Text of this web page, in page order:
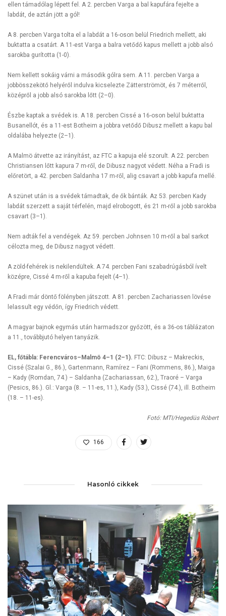
ellen támadólag lépett fel. A 2. percben Varga a bal kapufára fejelte a
labdát, de aztán jött a gól!
A 8. percben Varga tolta el a labdát a 16-oson belül Friedrich mellett, aki
buktatta a csatárt. A 11-est Varga a balra vetődő kapus mellett a jobb alsó
sarokba gurította (1-0).
Nem kellett sokáig várni a második gólra sem. A 11. percben Varga a
jobbösszekötő helyéről indulva kicselezte Zätterströmöt, és 7 méterről,
középről a jobb alsó sarokba lőtt (2–0).
Észbe kaptak a svédek is. A 18. percben Cissé a 16-oson belül buktatta
Busanellót, és a 11-est Botheim a jobbra vetődő Dibusz mellett a kapu bal
oldalába helyezte (2–1).
A Malmö átvette az irányítást, az FTC a kapuja elé szorult. A 22. percben
Christiansen lőtt kapura 7 m-ről, de Dibusz nagyot védett. Néha a Fradi is
előretört, a 42. percben Saldanha 17 m-ről, alig csavart a jobb kapufa mellé.
A szünet után is a svédek támadtak, de ők bánták. Az 53. percben Kady
labdát szerzett a saját térfelén, majd elrobogott, és 21 m-ről a jobb sarokba
csavart (3–1).
Nem adták fel a vendégek. Az 59. percben Johnsen 10 m-ről a bal sarkot
célozta meg, de Dibusz nagyot védett.
A zöld-fehérek is nekilendültek. A 74. percben Fani szabadrúgásból ívelt
középre, Cissé 4 m-ről a kapuba fejelt (4–1).
A Fradi már döntő fölényben játszott. A 81. percben Zachariassen lövése
lelassult egy védőn, így Friedrich védett.
A magyar bajnok egymás után harmadszor győzött, és a 36-os táblázaton
a 11., továbbjutó helyen tanyázik.
EL, főtábla: Ferencváros–Malmö 4–1 (2–1). FTC: Dibusz – Makreckis,
Cissé (Szalai G., 86.), Gartenmann, Ramírez – Fani (Rommens, 86.), Maiga
– Kady (Romdan, 74.) – Saldanha (Zachariassan, 62.), Traoré – Varga
(Pesics, 86.). Gl.: Varga (8. – 11-es, 11.), Kady (53.), Cissé (74.), ill. Botheim
(18. – 11-es).
Fotó: MTI/Hegedüs Róbert
166
Hasonló cikkek